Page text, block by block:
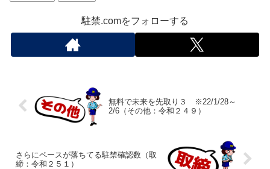
駐禁.comをフォローする
無料で未来を先取り３ ※22/1/28～
2/6（その他：令和２４９）
さらにペースが落ちてる駐禁確認数（取
締：令和２５１）